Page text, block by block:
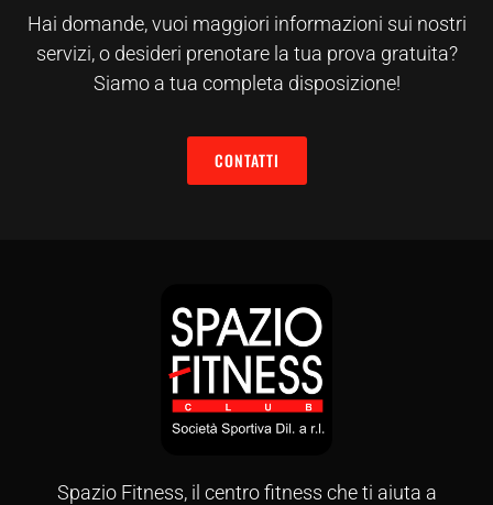
Hai domande, vuoi maggiori informazioni sui nostri
servizi, o desideri prenotare la tua prova gratuita?
Siamo a tua completa disposizione!
CONTATTI
Spazio Fitness, il centro fitness che ti aiuta a